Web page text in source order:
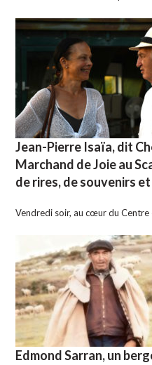
Jean-Pierre Isaïa, dit
Marchand de Joie au
de rires, de souvenirs
Vendredi soir, au cœur du Centre
Edmond Sarran, un